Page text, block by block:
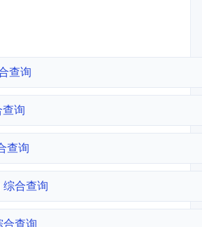
查询
询
查询
合查询
查询